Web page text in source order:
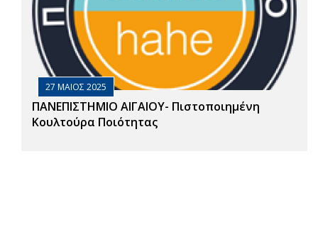
27 ΜΑΙΟΣ 2025
ΠΑΝΕΠΙΣΤΗΜΙΟ ΑΙΓΑΙΟΥ- Πιστοποιημένη
Κουλτούρα Ποιότητας